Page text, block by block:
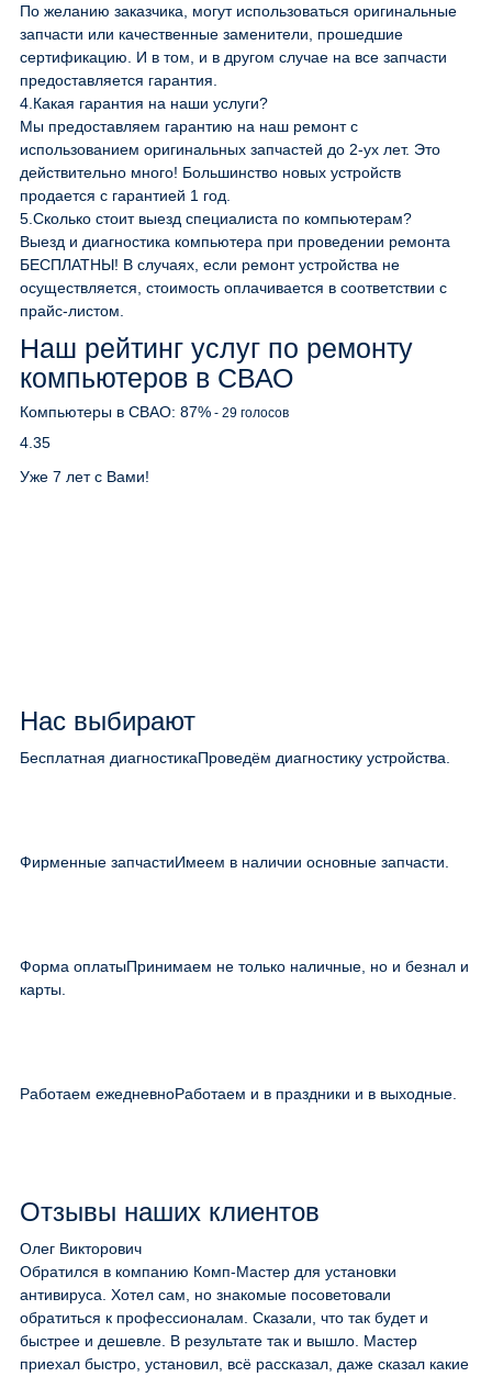
По желанию заказчика, могут использоваться оригинальные
запчасти или качественные заменители, прошедшие
сертификацию. И в том, и в другом случае на все запчасти
предоставляется гарантия.
4. Какая гарантия на наши услуги?
Мы предоставляем гарантию на наш ремонт с
использованием оригинальных запчастей до 2-ух лет. Это
действительно много! Большинство новых устройств
продается с гарантией 1 год.
5. Сколько стоит выезд специалиста по компьютерам?
Выезд и диагностика компьютера при проведении ремонта
БЕСПЛАТНЫ! В случаях, если ремонт устройства не
осуществляется, стоимость оплачивается в соответствии с
прайс-листом.
Наш рейтинг услуг по ремонту
компьютеров в СВАО
Компьютеры в СВАО: 87% - 29 голосов
4.35
Уже 7 лет с Вами!
Нас выбирают
Бесплатная диагностикаПроведём диагностику устройства.
Фирменные запчастиИмеем в наличии основные запчасти.
Форма оплатыПринимаем не только наличные, но и безнал и
карты.
Работаем ежедневноРаботаем и в праздники и в выходные.
Отзывы наших клиентов
Олег Викторович
Обратился в компанию Комп-Мастер для установки
антивируса. Хотел сам, но знакомые посоветовали
обратиться к профессионалам. Сказали, что так будет и
быстрее и дешевле. В результате так и вышло. Мастер
приехал быстро, установил, всё рассказал, даже сказал какие